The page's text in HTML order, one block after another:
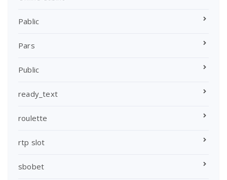
Pablic
Pars
Public
ready_text
roulette
rtp slot
sbobet